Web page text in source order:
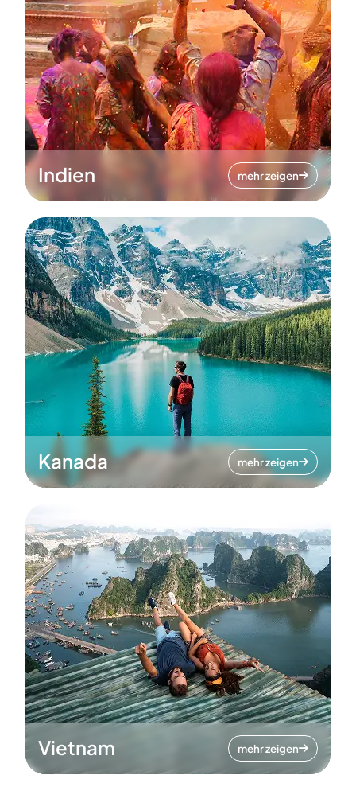
Indien mehr zeigen
Kanada mehr zeigen
Vietnam mehr zeigen